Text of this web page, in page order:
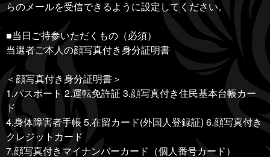
らのメールを受信できるように設定してください。
■当日ご持参いただくもの（必須）
当選者ご本人の顔写真付き身分証明書
＜顔写真付き身分証明書＞
1.パスポート 2.運転免許証 3.顔写真付き住民基本台帳カー
ド
4.身体障害者手帳 5.在留カード(外国人登録証) 6.顔写真付き
クレジットカード
7.顔写真付きマイナンバーカード（個人番号カード）